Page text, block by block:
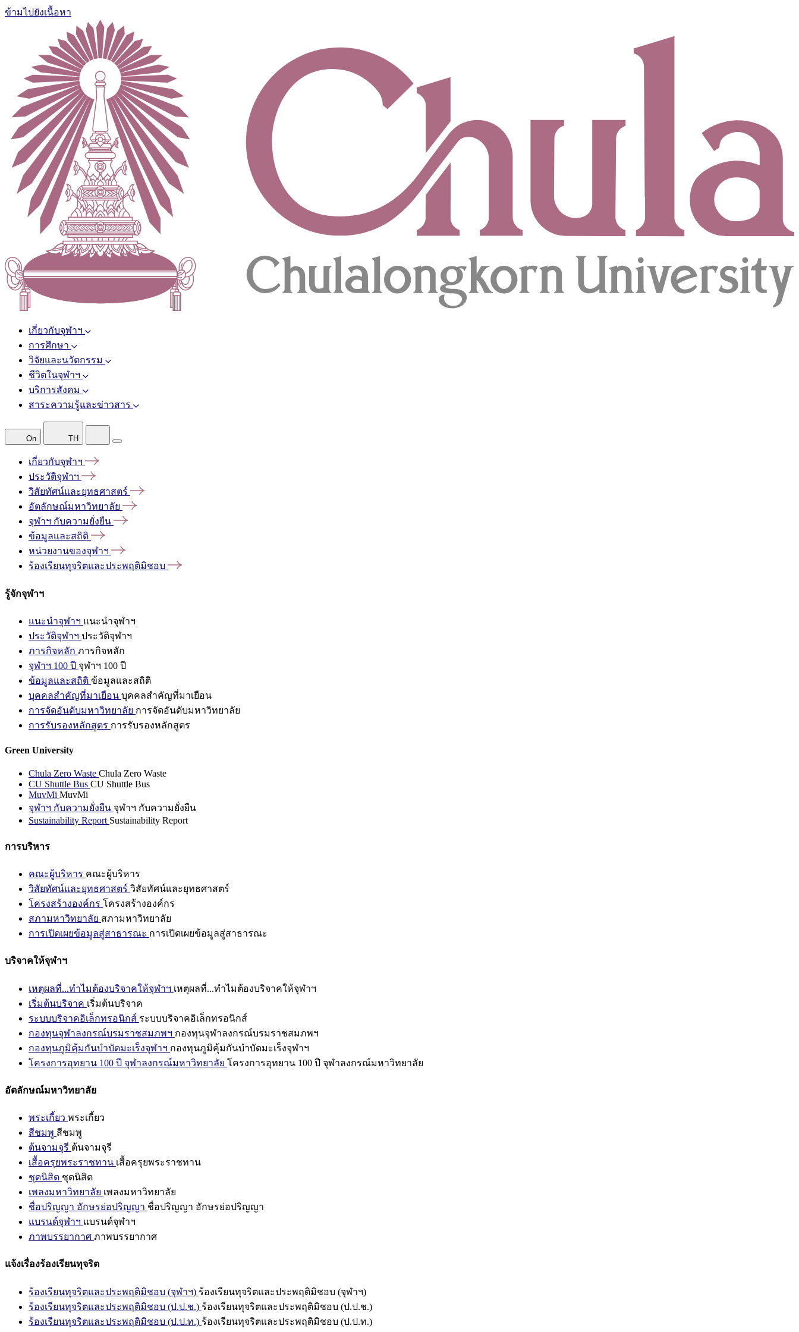
ข้ามไปยังเนื้อหา
เกี่ยวกับจุฬาฯ
การศึกษา
วิจัยและนวัตกรรม
ชีวิตในจุฬาฯ
บริการสังคม
สาระความรู้และข่าวสาร
On TH
เกี่ยวกับจุฬาฯ
ประวัติจุฬาฯ
วิสัยทัศน์และยุทธศาสตร์
อัตลักษณ์มหาวิทยาลัย
จุฬาฯ กับความยั่งยืน
ข้อมูลและสถิติ
หน่วยงานของจุฬาฯ
ร้องเรียนทุจริตและประพฤติมิชอบ
รู้จักจุฬาฯ
แนะนำจุฬาฯ แนะนำจุฬาฯ
ประวัติจุฬาฯ ประวัติจุฬาฯ
ภารกิจหลัก ภารกิจหลัก
จุฬาฯ 100 ปี จุฬาฯ 100 ปี
ข้อมูลและสถิติ ข้อมูลและสถิติ
บุคคลสำคัญที่มาเยือน บุคคลสำคัญที่มาเยือน
การจัดอันดับมหาวิทยาลัย การจัดอันดับมหาวิทยาลัย
การรับรองหลักสูตร การรับรองหลักสูตร
Green University
Chula Zero Waste Chula Zero Waste
CU Shuttle Bus CU Shuttle Bus
MuvMi MuvMi
จุฬาฯ กับความยั่งยืน จุฬาฯ กับความยั่งยืน
Sustainability Report Sustainability Report
การบริหาร
คณะผู้บริหาร คณะผู้บริหาร
วิสัยทัศน์และยุทธศาสตร์ วิสัยทัศน์และยุทธศาสตร์
โครงสร้างองค์กร โครงสร้างองค์กร
สภามหาวิทยาลัย สภามหาวิทยาลัย
การเปิดเผยข้อมูลสู่สาธารณะ การเปิดเผยข้อมูลสู่สาธารณะ
บริจาคให้จุฬาฯ
เหตุผลที่...ทำไมต้องบริจาคให้จุฬาฯ เหตุผลที่...ทำไมต้องบริจาคให้จุฬาฯ
เริ่มต้นบริจาค เริ่มต้นบริจาค
ระบบบริจาคอิเล็กทรอนิกส์ ระบบบริจาคอิเล็กทรอนิกส์
กองทุนจุฬาลงกรณ์บรมราชสมภพฯ กองทุนจุฬาลงกรณ์บรมราชสมภพฯ
กองทุนภูมิคุ้มกันบำบัดมะเร็งจุฬาฯ กองทุนภูมิคุ้มกันบำบัดมะเร็งจุฬาฯ
โครงการอุทยาน 100 ปี จุฬาลงกรณ์มหาวิทยาลัย โครงการอุทยาน 100 ปี จุฬาลงกรณ์มหาวิทยาลัย
อัตลักษณ์มหาวิทยาลัย
พระเกี้ยว พระเกี้ยว
สีชมพู สีชมพู
ต้นจามจุรี ต้นจามจุรี
เสื้อครุยพระราชทาน เสื้อครุยพระราชทาน
ชุดนิสิต ชุดนิสิต
เพลงมหาวิทยาลัย เพลงมหาวิทยาลัย
ชื่อปริญญา อักษรย่อปริญญา ชื่อปริญญา อักษรย่อปริญญา
แบรนด์จุฬาฯ แบรนด์จุฬาฯ
ภาพบรรยากาศ ภาพบรรยากาศ
แจ้งเรื่องร้องเรียนทุจริต
ร้องเรียนทุจริตและประพฤติมิชอบ (จุฬาฯ) ร้องเรียนทุจริตและประพฤติมิชอบ (จุฬาฯ)
ร้องเรียนทุจริตและประพฤติมิชอบ (ป.ป.ช.) ร้องเรียนทุจริตและประพฤติมิชอบ (ป.ป.ช.)
ร้องเรียนทุจริตและประพฤติมิชอบ (ป.ป.ท.) ร้องเรียนทุจริตและประพฤติมิชอบ (ป.ป.ท.)